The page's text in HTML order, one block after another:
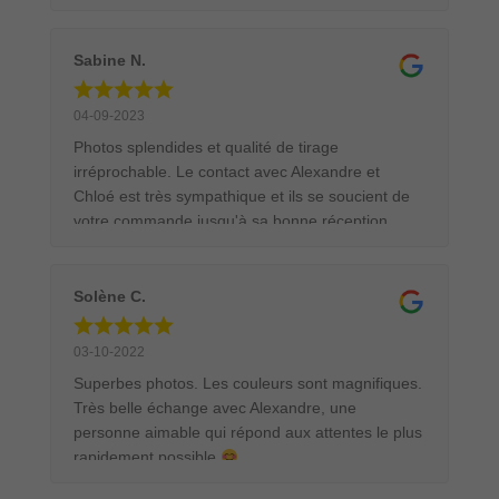
créateurs. Je recommande ce livre pour tous les
passionnés de nature et de photographie
animalière.
Sabine N.
04-09-2023
Photos splendides et qualité de tirage
irréprochable. Le contact avec Alexandre et
Chloé est très sympathique et ils se soucient de
votre commande jusqu'à sa bonne réception.
américaine. Le tableau était parfaitement protégé
pour son transport. Ce sera avec un grand plaisir
et en toute confiance que je commanderai
Solène C.
03-10-2022
Superbes photos. Les couleurs sont magnifiques.
Très belle échange avec Alexandre, une
personne aimable qui répond aux attentes le plus
rapidement possible